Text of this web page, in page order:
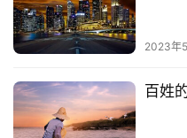
2023年
百姓